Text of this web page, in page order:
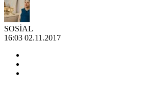
SOSİAL
16:03 02.11.2017